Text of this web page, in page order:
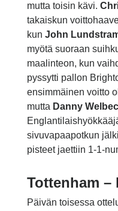
mutta toisin kävi.
takaiskun
kun John
myötä suoraan
maalinteon, kun
pyssytti pallon
ensimmäinen voitto
mutta Danny
sivuvapaapotkun
pisteet jaettiin 1-1-
Tottenham –
Päivän toisessa